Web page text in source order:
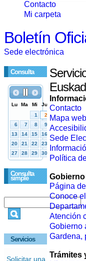
Contacto
Mi carpeta
Boletín
Sede electrónica
Consulta
Consulta
simple
Servicios
Solicitar una
Contacto
Mapa web
Sede
Política
Página
Conoce
Atención
Gobierno
Gardena,
Trámites